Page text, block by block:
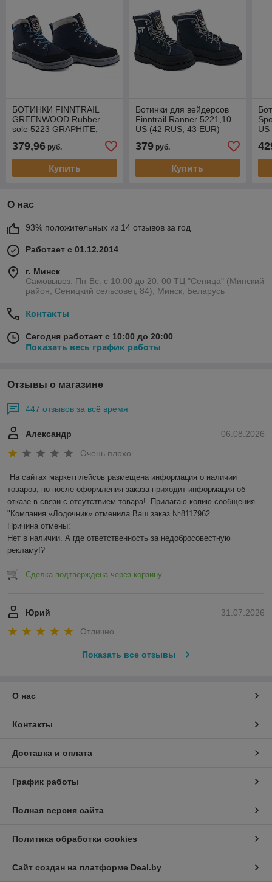
БОТИНКИ FINNTRAIL
GREENWOOD Rubber
sole 5223 GRAPHITE,
379,96 руб.
Купить
Ботинки для вейдерсов
Finntrail Ranner 5221,10
US (42 RUS, 43 EUR)
379руб.
Купить
О нас
93% положительных из 14 отзывов за год
Работает с 01.12.2014
г. Минск
Самовывоз: Пн-Вс: с 10:00 до 20: 00 ТЦ "Сеница" (Минский
район, Сеницкий сельсовет, 84), Минск, Беларусь
Контакты
Сегодня работает с 10:00 до 20:00
Показать весь график работы
Отзывы о магазине
447 отзывов за всё время
06.08.2026
Александр
Очень плохо
На сайтах маркетплейсов размещена информация о наличии
товаров, но после оформления заказа приходит информация об
отказе в связи с отсутствием товара!  Прилагаю копию сообщения
"Компания «Лодочник» отменила Ваш заказ №8117962.
Причина отмены:
Нет в наличии. А где ответственность за недобросовестную
рекламу!?
Сделка подтверждена через корзину
31.07.2026
Юрий
Отлично
Показать все отзывы
О нас
Контакты
Доставка и оплата
График работы
Полная версия сайта
Политика обработки cookies
Сайт создан на платформе Deal.by